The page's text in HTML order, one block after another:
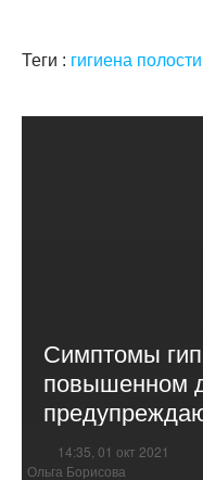
Теги : гигиена
Симптомы
повышенном
14:35, 01 окт 2021
Ольга Борисова